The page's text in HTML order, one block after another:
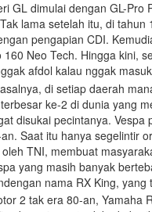
GL dimulai dengan GL-Pro
lama setelah itu, di tahun
pengapian CDI.
Neo Tech. Hingga kini,
afdol kalau nggak
di setiap daerah
ke-2 di dunia yang
disukai pecintanya. Vespa
Saat itu hanya segelintir
TNI, membuat
yang masih banyak
nama RX King, yang
2 tak era 80-an, Yamaha